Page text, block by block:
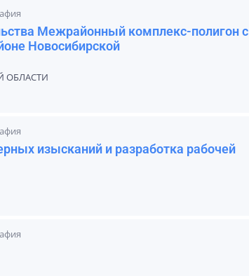
Межрайонный комплекс-полигон с
Новосибирской
ОБЛАСТИ
изысканий и разработка рабочей